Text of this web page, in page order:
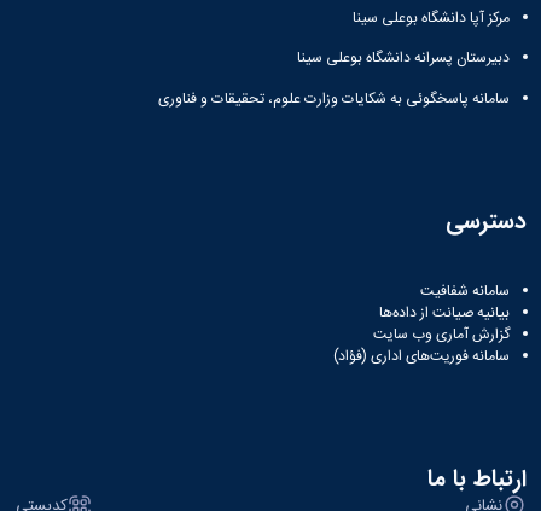
مرکز آپا دانشگاه بوعلی سینا
دبیرستان پسرانه دانشگاه بوعلی سینا
سامانه پاسخگوئی به شکایات وزارت علوم، تحقیقات و فناوری
دسترسی
سامانه شفافیت
بیانیه صیانت از داده‌ها
گزارش آماری وب‌ سایت
سامانه فوریت‌های اداری (فؤاد)
ارتباط با ما